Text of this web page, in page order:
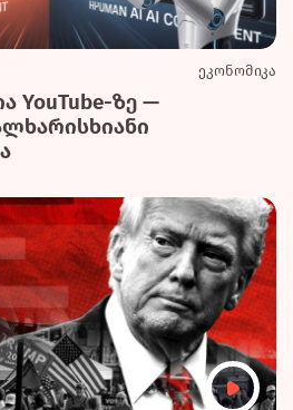
ეკონომიკა
YouTube-ზე —